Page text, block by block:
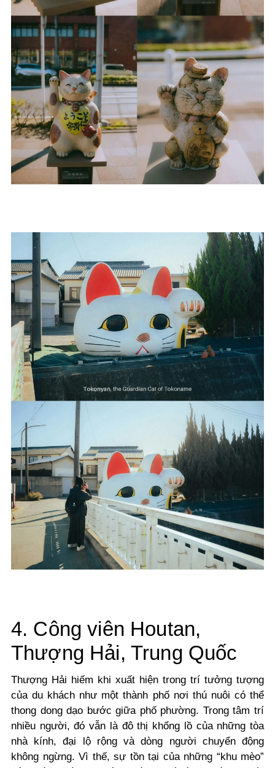
4. Công viên Houtan,
Thượng Hải, Trung Quốc
Thượng Hải hiếm khi xuất hiện trong trí tưởng tượng
của du khách như một thành phố nơi thú nuôi có thể
thong dong dạo bước giữa phố phường. Trong tâm trí
nhiều người, đó vẫn là đô thị khổng lồ của những tòa
nhà kính, đại lộ rộng và dòng người chuyển động
không ngừng. Vì thế, sự tồn tại của những “khu mèo”